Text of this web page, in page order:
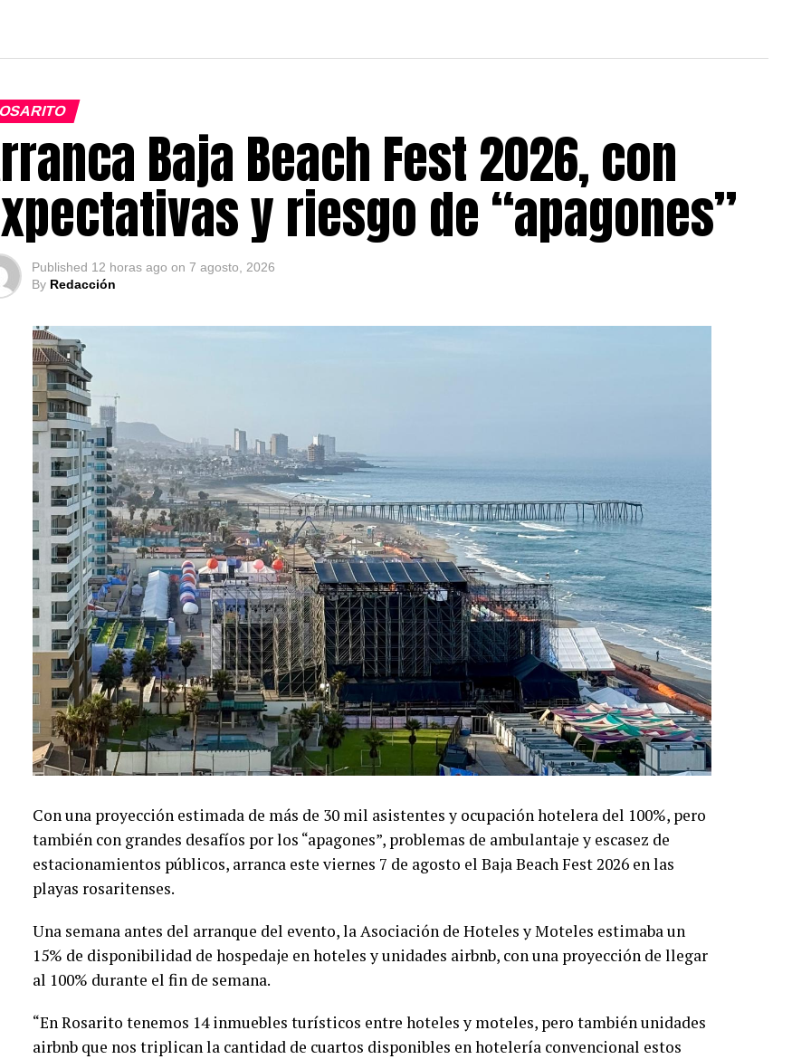
Baja Beach Fest 2026, con
y riesgo de “apagones”
Published 12 horas ago on 7 agosto, 2026
By Redacción
Con una proyección estimada de más de 30 mil asistentes y ocupación hotelera del 100%, pero
también con grandes desafíos por los “apagones”, problemas de ambulantaje y escasez de
estacionamientos públicos, arranca este viernes 7 de agosto el Baja Beach Fest 2026 en las
playas rosaritenses.
Una semana antes del arranque del evento, la Asociación de Hoteles y Moteles estimaba un
15% de disponibilidad de hospedaje en hoteles y unidades airbnb, con una proyección de llegar
al 100% durante el fin de semana.
“En Rosarito tenemos 14 inmuebles turísticos entre hoteles y moteles, pero también unidades
airbnb que nos triplican la cantidad de cuartos disponibles en hotelería convencional estos